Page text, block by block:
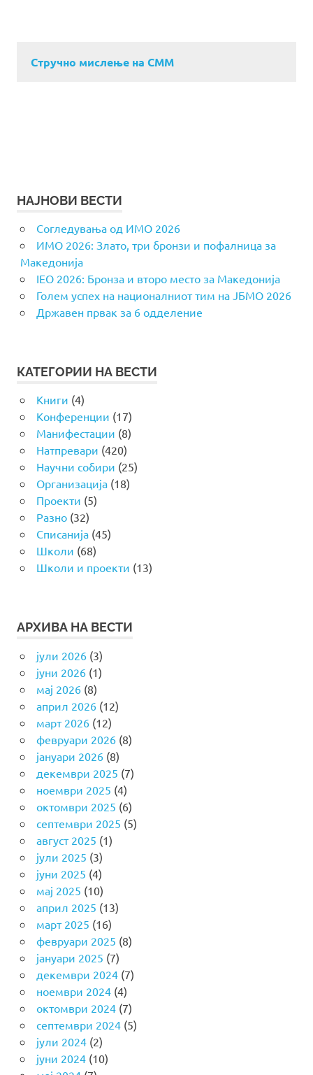
Стручно мислење на СММ
НАЈНОВИ ВЕСТИ
Согледувања од ИМО 2026
ИМО 2026: Злато, три бронзи и пофалница за
Македонија
IEO 2026: Бронза и второ место за Македонија
Голем успех на националниот тим на ЈБМО 2026
Државен првак за 6 одделение
КАТЕГОРИИ НА ВЕСТИ
Книги (4)
Конференции (17)
Манифестации (8)
Натпревари (420)
Научни собири (25)
Организација(18)
Проекти (5)
Разно(32)
Списанија(45)
Школи (68)
Школи и проекти (13)
АРХИВА НА ВЕСТИ
јули 2026(3)
јуни 2026(1)
мај 2026(8)
април 2026(12)
март 2026(12)
февруари 2026(8)
јануари 2026(8)
декември 2025 (7)
ноември 2025 (4)
октомври 2025 (6)
септември 2025 (5)
август 2025 (1)
јули 2025 (3)
јуни 2025 (4)
мај 2025 (10)
април 2025 (13)
март 2025 (16)
февруари 2025 (8)
јануари 2025 (7)
декември 2024(7)
ноември 2024(4)
октомври 2024(7)
септември 2024(5)
јули 2024(2)
јуни 2024(10)